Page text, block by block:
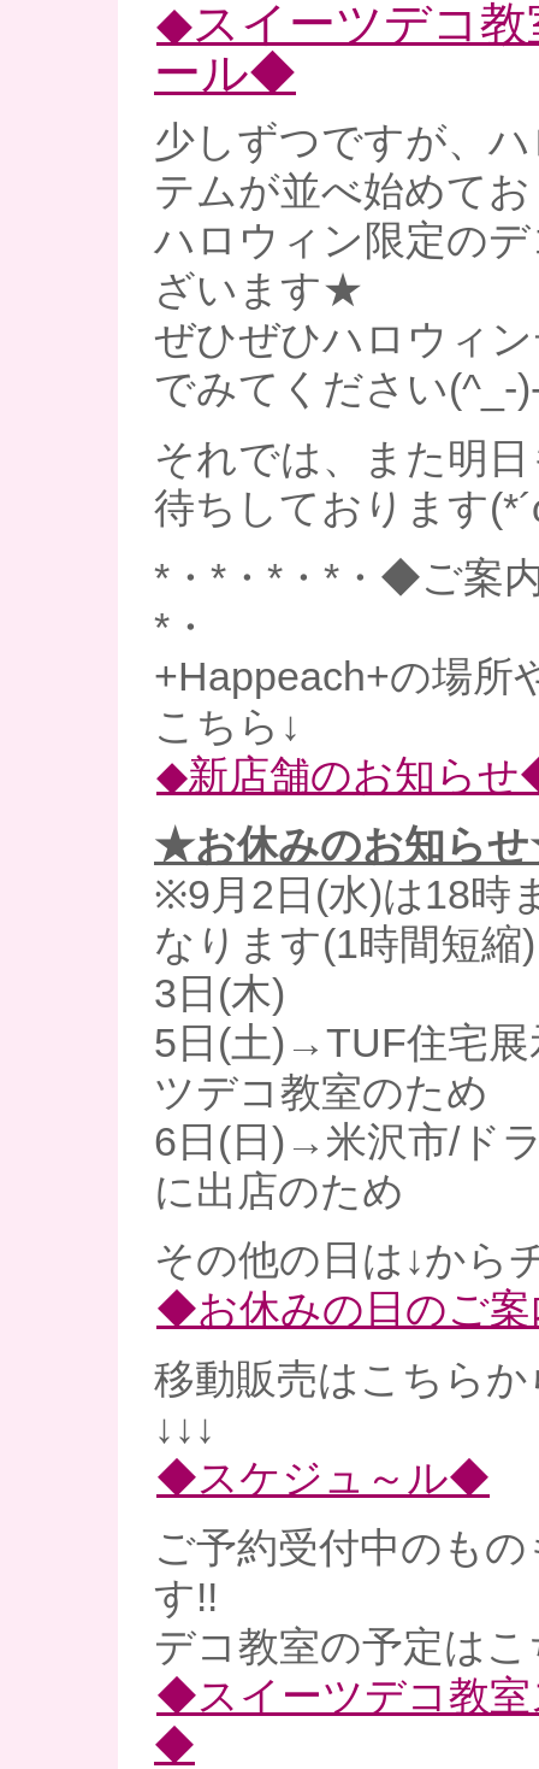
◆スイーツデコ教
ール◆
少しずつですが、
テムが並べ始めて
ハロウィン限定の
ざいます★
ぜひぜひハロウィ
でみてください
それでは、また明
待ちしております
*・*・*・*・◆ご案
*・
+Happeach+の場所
こちら↓
◆新店舗のお知ら
★お休みのお知ら
※9月2日(水)は18時
なります(1時間短縮)
3日(木)
5日(土)→TUF住宅展
ツデコ教室のため
6日(日)→米沢市/ド
に出店のため
その他の日は↓から
◆お休みの日のご
移動販売はこちら
↓↓↓
◆スケジュ～ル◆
ご予約受付中のも
す!!
デコ教室の予定はこ
◆スイーツデコ教室
◆